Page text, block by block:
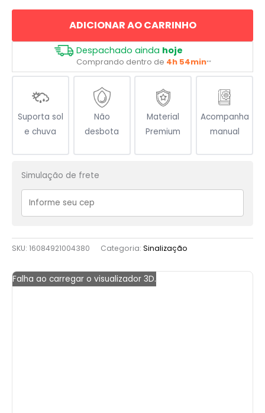
quantidade
ADICIONAR AO CARRINHO
Despachado ainda hoje
Comprando dentro de 4h 54min**
Suporta sol
e chuva
Não
desbota
Material
Premium
Acompanha
manual
Simulação de frete
SKU: 16084921004380 Categoria: Sinalização
Falha ao carregar o visualizador 3D.